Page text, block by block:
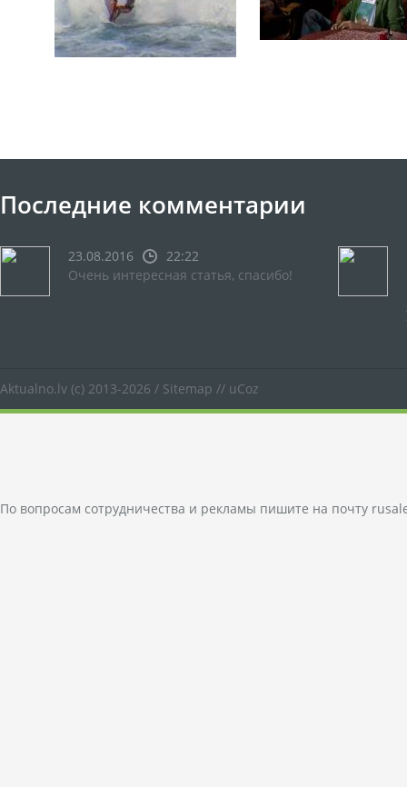
Последние комментарии
23.08.2016
22:22
Очень интересная статья, спасибо!
Aktualno.lv (c) 2013-2026 / Sitemap // uCoz
По вопросам сотрудничества и рекламы пишите на почту